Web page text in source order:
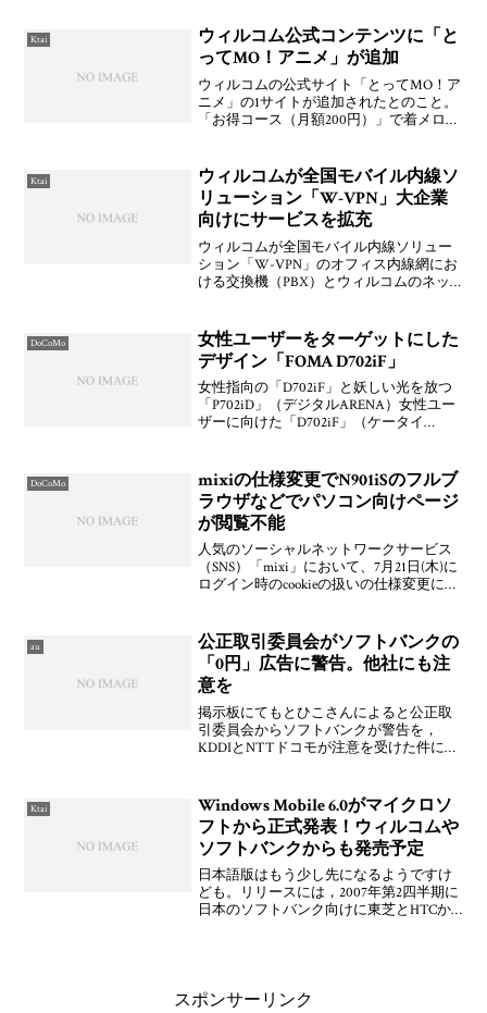
Ktai
ウィルコム公式コンテンツに「と
ってMO！アニメ」が追加
ウィルコムの公式サイト「とってMO！ア
ニメ」の1サイトが追加されたとのこと。
「お得コース（月額200円）」で着メロ取
10曲が利用可能かを選べる。また，Javaア
プリは
Ktai
ウィルコムが全国モバイル内線ソ
リューション「W-VPN」大企業
向けにサービスを拡充
ウィルコムが全国モバイル内線ソリュー
ション「W-VPN」のオフィス内線網にお
ける交換機（PBX）とウィルコムのネッ
のPHS電話機を同時に内線としてご利用い
ただける「
DoCoMo
女性ユーザーをターゲットにした
デザイン「FOMA D702iF」
女性指向の「D702iF」と妖しい光を放つ
「P702iD」（デジタルARENA）女性ユー
ザーに向けた「D702iF」（ケータイ
デザイナーインタビュー
DoCoMo
mixiの仕様変更でN901iSのフルブ
ラウザなどでパソコン向けページ
が閲覧不能
人気のソーシャルネットワークサービス
（SNS）「mixi」において、7月21日(木)に
ログイン時のcookieの扱いの仕様変更によ
ている。お知らせが、「新機能リリー
ス・
au
公正取引委員会がソフトバンクの
「0円」広告に警告。他社にも注
意を
掲示板にてもとひこさんによると公正取
引委員会からソフトバンクが警告を，
KDDIとNTTドコモが注意を受けた件につ
けども，今のところ公取委のサイトには
ウィルコムに注意した
Ktai
Windows Mobile 6.0がマイクロソ
フトから正式発表！ウィルコムや
ソフトバンクからも発売予定
日本語版はもう少し先になるようですけ
ども。リリースには，2007年第2四半期に
日本のソフトバンク向けに東芝とHTCか
スポンサーリンク